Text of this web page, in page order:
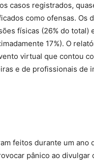
casos registrados,
como ofensas. Os
físicas (26% do total)
17%). O
virtual que contou
e de profissionais de
feitos durante um ano
pânico ao